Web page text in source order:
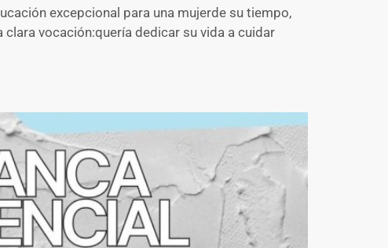
excepcional para una mujerde su tiempo,
vocación:quería dedicar su vida a cuidar